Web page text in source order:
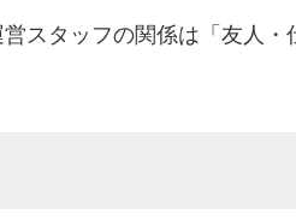
スタッフの関係は「友人・